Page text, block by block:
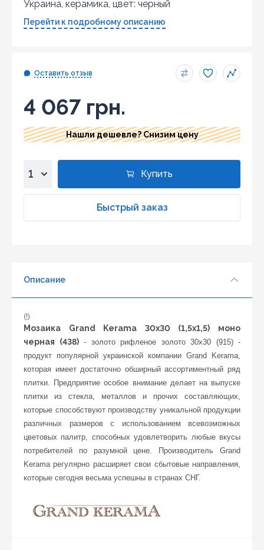
Украина, керамика, цвет: черный
Перейти к подробному описанию
Оставить отзыв
4 067 грн.
Нашли дешевле? Снизим цену
3
7
8
9
10
Купить
Быстрый заказ
Описание
(!)
Мозаика Grand Kerama 30x30 (1,5х1,5) моно
черная (438)- золото рифленое золото 30х30 (915) -
продукт популярной украинской компании Grand Kerama,
которая имеет достаточно обширный ассортиментный ряд
плитки. Предприятие особое внимание делает на выпуске
плитки из стекла, металлов и прочих составляющих,
которые способствуют производству уникальной продукции
различных размеров с использованием всевозможных
цветовых палитр, способных удовлетворить любые вкусы
потребителей по разумной цене. Производитель Grand
Kerama регулярно расширяет свои сбытовые направления,
которые сегодня весьма успешны в странах СНГ.
Нашли дешевле?
Уважаемы клиенты нашего магазина! Если вы блуждая
по интернету нашли цену нужного Вам товара
дешевле чем у нас... дайте нам знать, и мы будем рады
предложить более выгодную для Вас цену (при
условии, что товар данной модели должен быть у
конкурента в наличии и цена на данный товар в
другом интернет-магазине актуальная и
действующая)